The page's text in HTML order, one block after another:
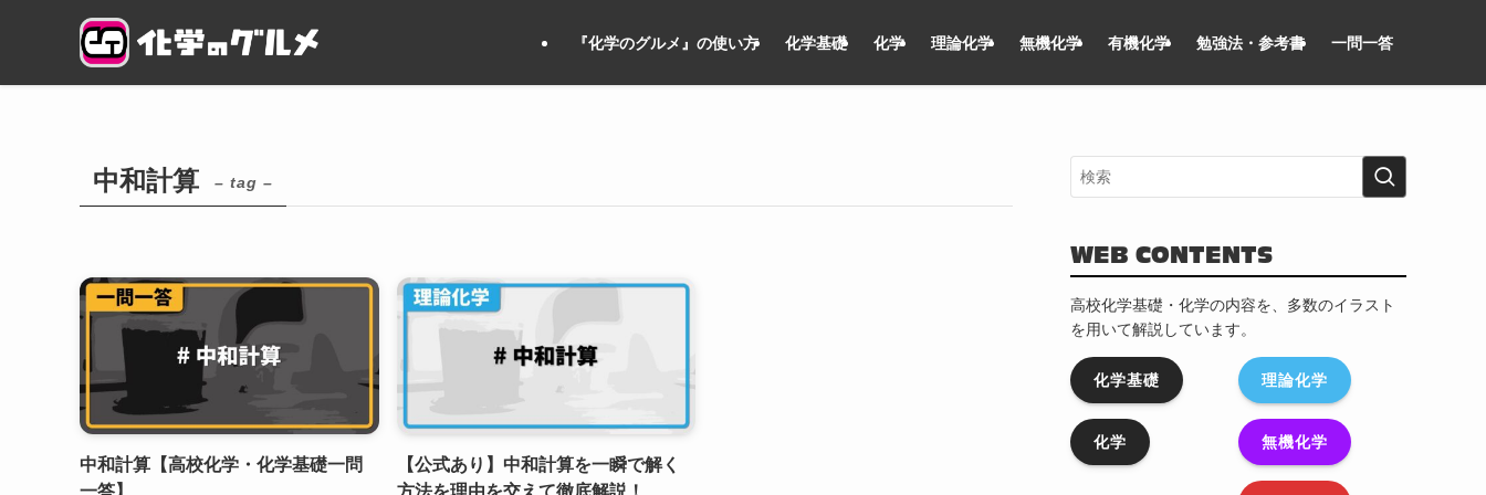
『化学のグルメ』の使い方 化学基礎 化学 理論化学 無機化学 有機化学 勉強法・参考書 一問一答
中和計算 – tag –
中和計算【高校化学・化学基礎一問
一答】
【公式あり】中和計算を一瞬で解く
方法を理由を交えて徹底解説！
WEB CONTENTS
高校化学基礎・化学の内容を、多数のイラスト
を用いて解説しています。
化学基礎
化学
理論化学
無機化学